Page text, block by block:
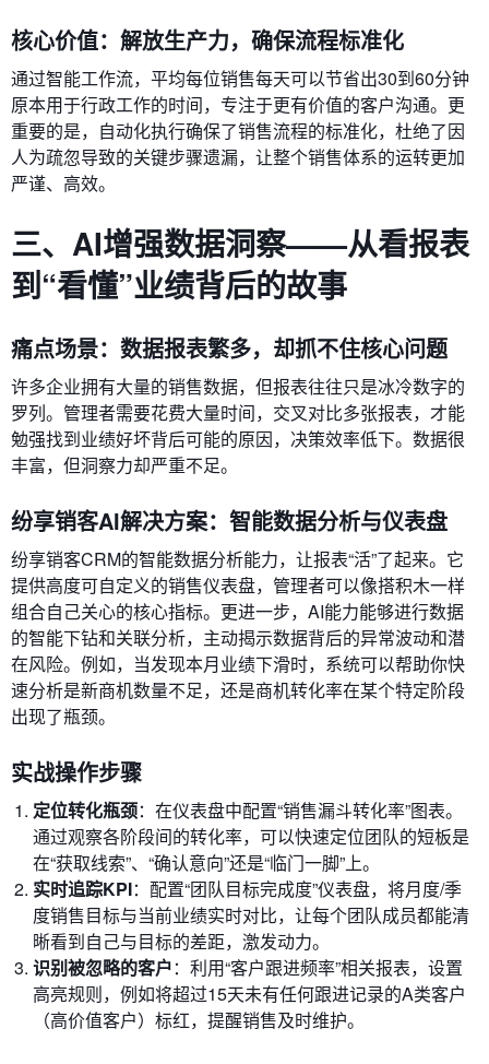
核心价值：解放生产力，确保流程标准化
通过智能工作流，平均每位销售每天可以节省出30到60分钟
原本用于行政工作的时间，专注于更有价值的客户沟通。更
重要的是，自动化执行确保了销售流程的标准化，杜绝了因
人为疏忽导致的关键步骤遗漏，让整个销售体系的运转更加
严谨、高效。
三、AI增强数据洞察——从看报表
到“看懂”业绩背后的故事
痛点场景：数据报表繁多，却抓不住核心问题
许多企业拥有大量的销售数据，但报表往往只是冰冷数字的
罗列。管理者需要花费大量时间，交叉对比多张报表，才能
勉强找到业绩好坏背后可能的原因，决策效率低下。数据很
丰富，但洞察力却严重不足。
纷享销客AI解决方案：智能数据分析与仪表盘
纷享销客CRM的智能数据分析能力，让报表“活”了起来。它
提供高度可自定义的销售仪表盘，管理者可以像搭积木一样
组合自己关心的核心指标。更进一步，AI能力能够进行数据
的智能下钻和关联分析，主动揭示数据背后的异常波动和潜
在风险。例如，当发现本月业绩下滑时，系统可以帮助你快
速分析是新商机数量不足，还是商机转化率在某个特定阶段
出现了瓶颈。
实战操作步骤
定位转化瓶颈：在仪表盘中配置“销售漏斗转化率”图表。
通过观察各阶段间的转化率，可以快速定位团队的短板是
在“获取线索”、“确认意向”还是“临门一脚”上。
实时追踪KPI：配置“团队目标完成度”仪表盘，将月度/季
度销售目标与当前业绩实时对比，让每个团队成员都能清
晰看到自己与目标的差距，激发动力。
识别被忽略的客户：利用“客户跟进频率”相关报表，设置
高亮规则，例如将超过15天未有任何跟进记录的A类客户
（高价值客户）标红，提醒销售及时维护。